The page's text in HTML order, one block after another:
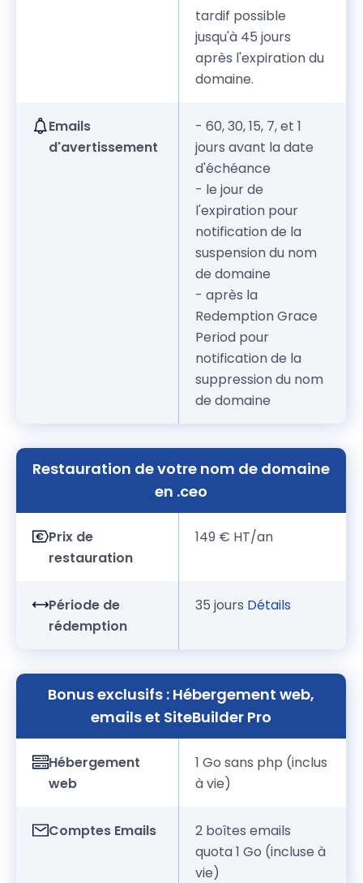
tardif possible
jusqu'à 45 jours
après l'expiration du
domaine.
Emails
d'avertissement
- 60, 30, 15, 7, et 1
jours avant la date
d'échéance
- le jour de
l'expiration pour
notification de la
suspension du nom
de domaine
- après la
Redemption Grace
Period pour
notification de la
suppression du nom
de domaine
Restauration de votre nom de domaine
en .ceo
Prix de
restauration
149 € HT/an
Période de
rédemption
35 jours Détails
Bonus exclusifs : Hébergement web,
emails et SiteBuilder Pro
Hébergement
web
1 Go sans php (inclus
à vie)
Comptes Emails
2 boîtes emails
quota 1 Go (incluse à
vie)